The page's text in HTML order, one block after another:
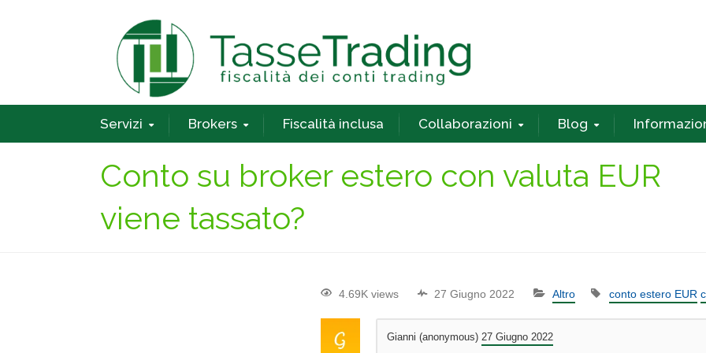
Servizi Brokers Fiscalità inclusa Collaborazioni Blog
Conto su broker estero con valuta EUR
viene tassato?
4.69K views 27 Giugno 2022 Altro conto estero EUR
Gianni (anonymous) 27 Giugno 2022